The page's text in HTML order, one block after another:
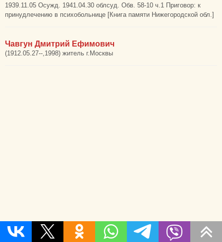
1939.11.05 Осужд. 1941.04.30 облсуд. Обв. 58-10 ч.1 Приговор: к
принудлечению в психобольнице [Книга памяти Нижегородской обл.]
Чавгун Дмитрий Ефимович
(1912.05.27--,1998) житель г.Москвы